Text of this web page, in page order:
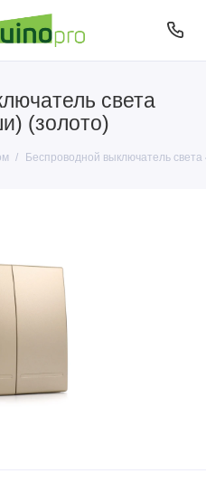
света
(золото)
Беспроводной выключатель